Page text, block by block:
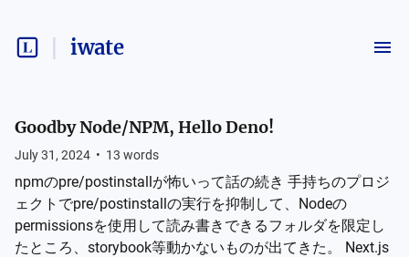
iwate
Goodby Node/NPM, Hello Deno!
July 31, 2024 • 13 words
npmのpre/postinstallが怖いって話の続き 手持ちのプロジ
ェクトでpre/postinstallの実行を抑制して、Nodeの
permissionsを使用して読み書きできるフォルダを限定し
たところ、storybook等動かないものが出てきた。 Next.js